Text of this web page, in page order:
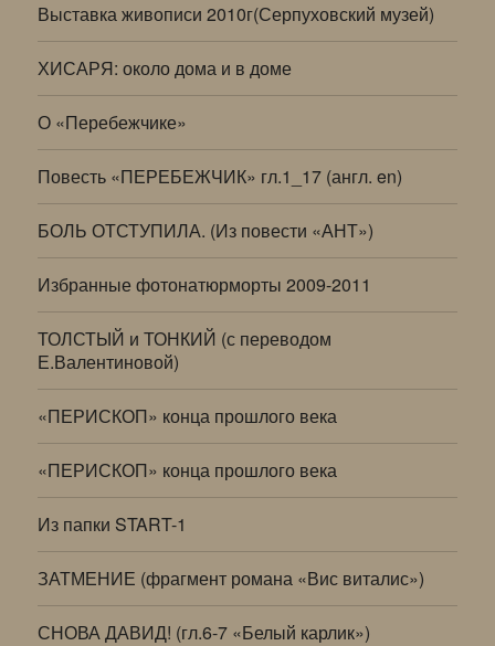
Выставка живописи 2010г(Серпуховский музей)
ХИСАРЯ: около дома и в доме
О «Перебежчике»
Повесть «ПЕРЕБЕЖЧИК» гл.1_17 (англ. en)
БОЛЬ ОТСТУПИЛА. (Из повести «АНТ»)
Избранные фотонатюрморты 2009-2011
ТОЛСТЫЙ и ТОНКИЙ (с переводом
Е.Валентиновой)
«ПЕРИСКОП» конца прошлого века
«ПЕРИСКОП» конца прошлого века
Из папки START-1
ЗАТМЕНИЕ (фрагмент романа «Вис виталис»)
СНОВА ДАВИД! (гл.6-7 «Белый карлик»)